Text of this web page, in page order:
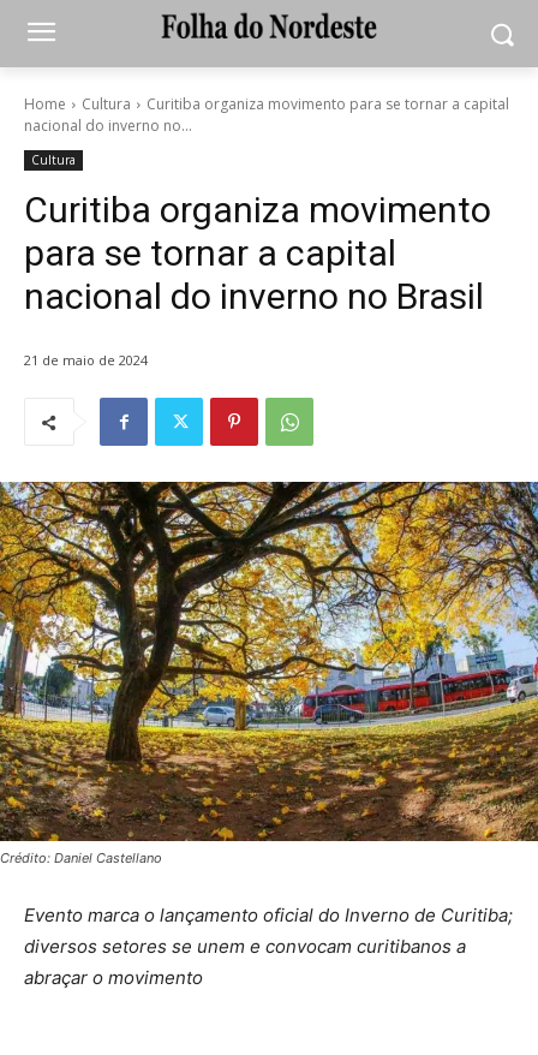
Home Cultura
Curitiba organiza movimento para se tornar a capital
nacional do inverno no...
Cultura
Curitiba organiza movimento
para se tornar a capital
nacional do inverno no Brasil
21 de maio de 2024
Crédito: Daniel Castellano
Evento marca o lançamento oficial do Inverno de Curitiba;
diversos setores se unem e convocam curitibanos a
abraçar o movimento